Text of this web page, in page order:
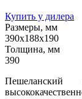
Купить у дилера
Размеры, мм
390х188х190
Толщина, мм
390
Пешеланский